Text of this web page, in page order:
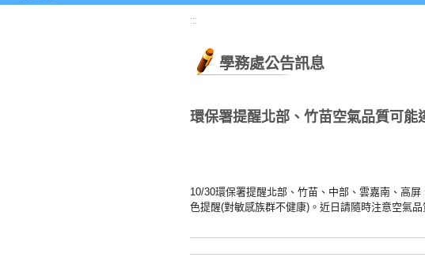
:::
學務處公告訊息
環保署提醒北部、竹苗空氣品質可能
10/30環保署提醒北部、竹苗、中部、雲嘉南、 高屏
色提醒(對敏感族群不健康)。 近日請隨時注意空氣